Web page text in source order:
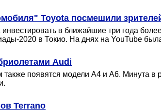
Toyota посмешили
в ближайшие три года
2020 в Токио. На днях на YouTube
Audi
появятся модели A4 и A6. Минута
Terrano